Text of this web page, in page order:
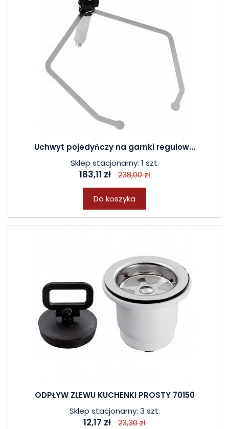
Uchwyt pojedyńczy na garnki regulow...
Sklep stacjonarny: 1 szt.
183,11 zł 238,00 zł
Do koszyka
ODPŁYW ZLEWU KUCHENKI PROSTY 70150
Sklep stacjonarny: 3 szt.
12,17 zł 23,30 zł